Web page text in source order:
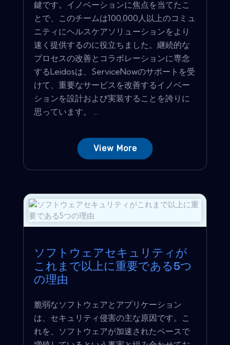
鍵です。イノベーションに焦点を当てたこ
とで、このチームは100,000人以上のコミュ
ニティにヘルスケアソリューションをより
速く提供するのに役立ちました。継続的な
プロセスの改善とコラボレーションに専念
するLeidosは、ServiceNowのサポートを受
けて、重要なサービスを改善するイノベー
ションを設計および実装することを誇りに
思っています。 ...
View More
ソフトウェアセキュリティが
これまで以上に重要である5つ
の理由
脆弱なソフトウェアとアプリケーション
は、セキュリティ侵害の主な原因です。こ
れを、ソフトウェアが加速されたペースで